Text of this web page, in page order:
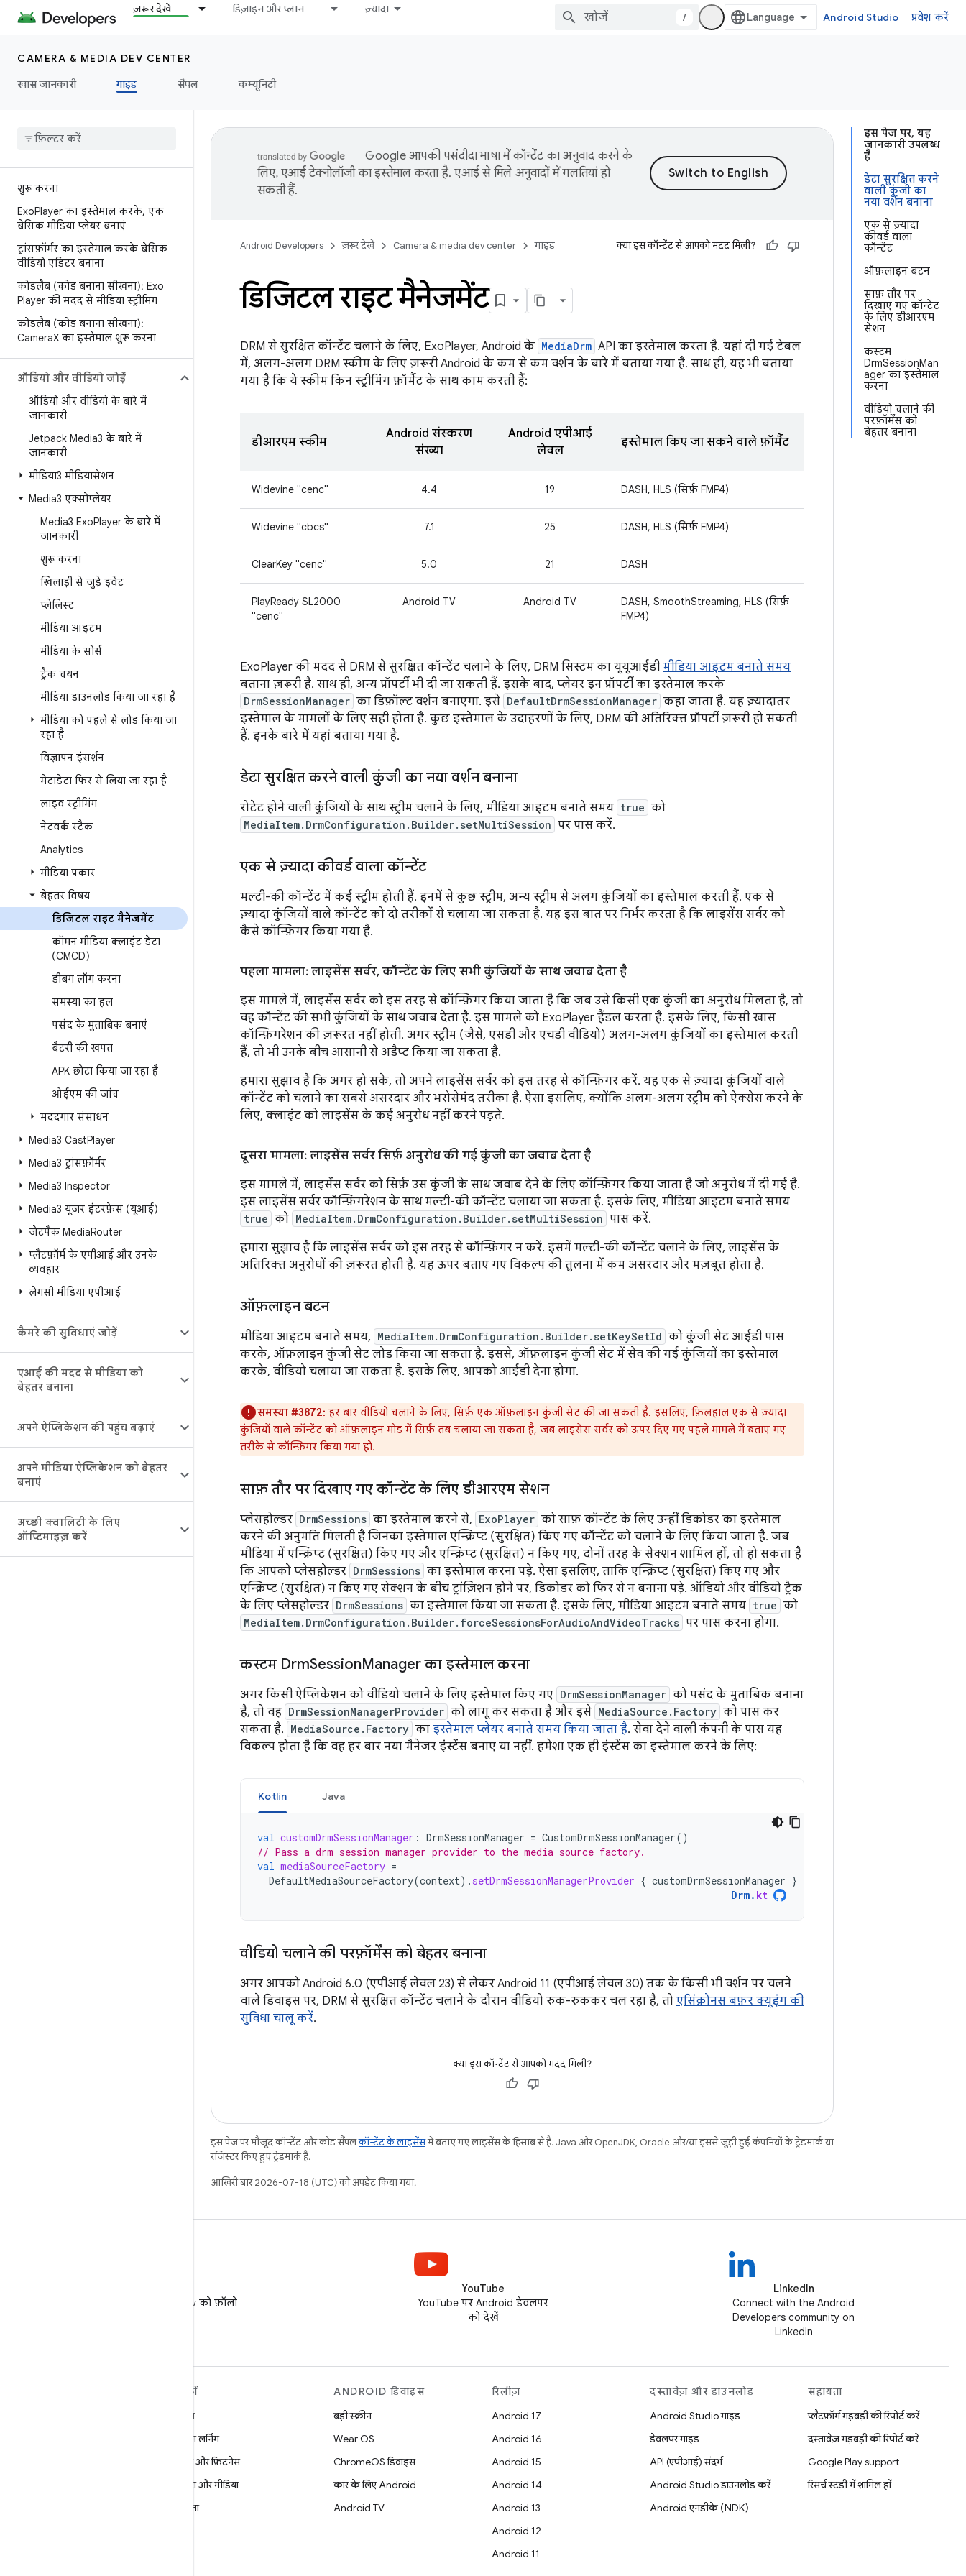
ज़रूर देखें डिज़ाइन और प्लान ज़्यादा
/ Android Studio प्रवेश करें
CAMERA & MEDIA DEV CENTER
खास जानकारी
गाइड सैंपल कम्यूनिटी
शुरू करना
ExoPlayer का इस्तेमाल करके, एक
बेसिक मीडिया प्लेयर बनाएं
ट्रांसफ़ॉर्मर का इस्तेमाल करके बेसिक
वीडियो एडिटर बनाना
कोडलैब (कोड बनाना सीखना): Exo
Player की मदद से मीडिया स्ट्रीमिंग
कोडलैब (कोड बनाना सीखना):
CameraX का इस्तेमाल शुरू करना
ऑडियो और वीडियो जोड़ें
ऑडियो और वीडियो के बारे में
जानकारी
Jetpack Media3 के बारे में
जानकारी
मीडिया3 मीडियासेशन
Media3 एक्सोप्लेयर
Media3 ExoPlayer के बारे में
जानकारी
शुरू करना
खिलाड़ी से जुड़े इवेंट
प्लेलिस्ट
मीडिया आइटम
मीडिया के सोर्स
ट्रैक चयन
मीडिया डाउनलोड किया जा रहा है
मीडिया को पहले से लोड किया जा
रहा है
विज्ञापन इंसर्शन
मेटाडेटा फिर से लिया जा रहा है
लाइव स्ट्रीमिंग
नेटवर्क स्टैक
Analytics
मीडिया प्रकार
बेहतर विषय
डिजिटल राइट मैनेजमेंट
कॉमन मीडिया क्लाइंट डेटा
(CMCD)
डीबग लॉग करना
समस्या का हल
पसंद के मुताबिक बनाएं
बैटरी की खपत
APK छोटा किया जा रहा है
ओईएम की जांच
मददगार संसाधन
Media3 CastPlayer
Media3 ट्रांसफ़ॉर्मर
Media3 Inspector
Media3 यूज़र इंटरफ़ेस (यूआई)
जेटपैक MediaRouter
प्लैटफ़ॉर्म के एपीआई और उनके
व्यवहार
लेगसी मीडिया एपीआई
कैमरे की सुविधाएं जोड़ें
एआई की मदद से मीडिया को
बेहतर बनाना
अपने ऐप्लिकेशन की पहुंच बढ़ाएं
अपने मीडिया ऐप्लिकेशन को बेहतर
बनाएं
अच्छी क्वालिटी के लिए
ऑप्टिमाइज़ करें
इस पेज पर, यह
जानकारी उपलब्ध
है
डेटा सुरक्षित करने
वाली कुंजी का
नया वर्शन बनाना
एक से ज़्यादा
कीवर्ड वाला
कॉन्टेंट
ऑफ़लाइन बटन
साफ़ तौर पर
दिखाए गए कॉन्टेंट
के लिए डीआरएम
सेशन
कस्टम
DrmSessionMan
ager का इस्तेमाल
करना
वीडियो चलाने की
परफ़ॉर्मेंस को
बेहतर बनाना
Google आपकी पसंदीदा भाषा में कॉन्टेंट का अनुवाद करने के
लिए, एआई टेक्नोलॉजी का इस्तेमाल करता है. एआई से मिले अनुवादों में गलतियां हो
सकती हैं.
Android Developers ज़रूर देखें Camera & media dev center गाइड क्या इस कॉन्टेंट से आपको मदद मिली?
डिजिटल राइट मैनेजमेंट
DRM से सुरक्षित कॉन्टेंट चलाने के लिए, ExoPlayer, Android के MediaDrm API का इस्तेमाल करता है. यहां दी गई टेबल
में, अलग-अलग DRM स्कीम के लिए ज़रूरी Android के कम से कम वर्शन के बारे में बताया गया है. साथ ही, यह भी बताया
गया है कि ये स्कीम किन स्ट्रीमिंग फ़ॉर्मैट के साथ काम करती हैं:
डीआरएम स्कीम
Android संस्‍करण
संख्‍या
Android एपीआई
लेवल
इस्तेमाल किए जा सकने वाले फ़ॉर्मैट
Widevine "cenc" 4.4 19 DASH, HLS (सिर्फ़ FMP4)
Widevine "cbcs" 7.1 25 DASH, HLS (सिर्फ़ FMP4)
ClearKey "cenc" 5.0 21 DASH
PlayReady SL2000
"cenc"
Android TV Android TV
DASH, SmoothStreaming, HLS (सिर्फ़
FMP4)
ExoPlayer की मदद से DRM से सुरक्षित कॉन्टेंट चलाने के लिए, DRM सिस्टम का यूयूआईडी मीडिया आइटम बनाते समय
बताना ज़रूरी है. साथ ही, अन्य प्रॉपर्टी भी दी जा सकती हैं. इसके बाद, प्लेयर इन प्रॉपर्टी का इस्तेमाल करके
DrmSessionManager का डिफ़ॉल्ट वर्शन बनाएगा. इसे DefaultDrmSessionManager कहा जाता है. यह ज़्यादातर
इस्तेमाल के मामलों के लिए सही होता है. कुछ इस्तेमाल के उदाहरणों के लिए, DRM की अतिरिक्त प्रॉपर्टी ज़रूरी हो सकती
हैं. इनके बारे में यहां बताया गया है.
डेटा सुरक्षित करने वाली कुंजी का नया वर्शन बनाना
रोटेट होने वाली कुंजियों के साथ स्ट्रीम चलाने के लिए, मीडिया आइटम बनाते समय true को
MediaItem.DrmConfiguration.Builder.setMultiSession पर पास करें.
एक से ज़्यादा कीवर्ड वाला कॉन्टेंट
मल्टी-की कॉन्टेंट में कई स्ट्रीम होती हैं. इनमें से कुछ स्ट्रीम, अन्य स्ट्रीम से अलग कुंजियों का इस्तेमाल करती हैं. एक से
ज़्यादा कुंजियों वाले कॉन्टेंट को दो तरीकों से चलाया जा सकता है. यह इस बात पर निर्भर करता है कि लाइसेंस सर्वर को
कैसे कॉन्फ़िगर किया गया है.
पहला मामला: लाइसेंस सर्वर, कॉन्टेंट के लिए सभी कुंजियों के साथ जवाब देता है
इस मामले में, लाइसेंस सर्वर को इस तरह से कॉन्फ़िगर किया जाता है कि जब उसे किसी एक कुंजी का अनुरोध मिलता है, तो
वह कॉन्टेंट की सभी कुंजियों के साथ जवाब देता है. इस मामले को ExoPlayer हैंडल करता है. इसके लिए, किसी खास
कॉन्फ़िगरेशन की ज़रूरत नहीं होती. अगर स्ट्रीम (जैसे, एसडी और एचडी वीडियो) अलग-अलग कुंजियों का इस्तेमाल करती
हैं, तो भी उनके बीच आसानी से अडैप्ट किया जा सकता है.
हमारा सुझाव है कि अगर हो सके, तो अपने लाइसेंस सर्वर को इस तरह से कॉन्फ़िगर करें. यह एक से ज़्यादा कुंजियों वाले
कॉन्टेंट को चलाने का सबसे असरदार और भरोसेमंद तरीका है. ऐसा इसलिए, क्योंकि अलग-अलग स्ट्रीम को ऐक्सेस करने के
लिए, क्लाइंट को लाइसेंस के कई अनुरोध नहीं करने पड़ते.
दूसरा मामला: लाइसेंस सर्वर सिर्फ़ अनुरोध की गई कुंजी का जवाब देता है
इस मामले में, लाइसेंस सर्वर को सिर्फ़ उस कुंजी के साथ जवाब देने के लिए कॉन्फ़िगर किया जाता है जो अनुरोध में दी गई है.
इस लाइसेंस सर्वर कॉन्फ़िगरेशन के साथ मल्टी-की कॉन्टेंट चलाया जा सकता है. इसके लिए, मीडिया आइटम बनाते समय
true को MediaItem.DrmConfiguration.Builder.setMultiSession पास करें.
हमारा सुझाव है कि लाइसेंस सर्वर को इस तरह से कॉन्फ़िगर न करें. इसमें मल्टी-की कॉन्टेंट चलाने के लिए, लाइसेंस के
अतिरिक्त अनुरोधों की ज़रूरत होती है. यह ऊपर बताए गए विकल्प की तुलना में कम असरदार और मज़बूत होता है.
ऑफ़लाइन बटन
मीडिया आइटम बनाते समय, MediaItem.DrmConfiguration.Builder.setKeySetId को कुंजी सेट आईडी पास
करके, ऑफ़लाइन कुंजी सेट लोड किया जा सकता है. इससे, ऑफ़लाइन कुंजी सेट में सेव की गई कुंजियों का इस्तेमाल
करके, वीडियो चलाया जा सकता है. इसके लिए, आपको आईडी देना होगा.
समस्या #3872: हर बार वीडियो चलाने के लिए, सिर्फ़ एक ऑफ़लाइन कुंजी सेट की जा सकती है. इसलिए, फ़िलहाल एक से ज़्यादा
कुंजियों वाले कॉन्टेंट को ऑफ़लाइन मोड में सिर्फ़ तब चलाया जा सकता है, जब लाइसेंस सर्वर को ऊपर दिए गए पहले मामले में बताए गए
तरीके से कॉन्फ़िगर किया गया हो.
साफ़ तौर पर दिखाए गए कॉन्टेंट के लिए डीआरएम सेशन
प्लेसहोल्डर DrmSessions का इस्तेमाल करने से, ExoPlayer को साफ़ कॉन्टेंट के लिए उन्हीं डिकोडर का इस्तेमाल
करने की अनुमति मिलती है जिनका इस्तेमाल एन्क्रिप्ट (सुरक्षित) किए गए कॉन्टेंट को चलाने के लिए किया जाता है. जब
मीडिया में एन्क्रिप्ट (सुरक्षित) किए गए और एन्क्रिप्ट (सुरक्षित) न किए गए, दोनों तरह के सेक्शन शामिल हों, तो हो सकता है
कि आपको प्लेसहोल्डर DrmSessions का इस्तेमाल करना पड़े. ऐसा इसलिए, ताकि एन्क्रिप्ट (सुरक्षित) किए गए और
एन्क्रिप्ट (सुरक्षित) न किए गए सेक्शन के बीच ट्रांज़िशन होने पर, डिकोडर को फिर से न बनाना पड़े. ऑडियो और वीडियो ट्रैक
के लिए प्लेसहोल्डर DrmSessions का इस्तेमाल किया जा सकता है. इसके लिए, मीडिया आइटम बनाते समय true को
MediaItem.DrmConfiguration.Builder.forceSessionsForAudioAndVideoTracks पर पास करना होगा.
कस्टम DrmSessionManager का इस्तेमाल करना
अगर किसी ऐप्लिकेशन को वीडियो चलाने के लिए इस्तेमाल किए गए DrmSessionManager को पसंद के मुताबिक बनाना
है, तो वह DrmSessionManagerProvider को लागू कर सकता है और इसे MediaSource.Factory को पास कर
सकता है. MediaSource.Factory का इस्तेमाल प्लेयर बनाते समय किया जाता है. सेवा देने वाली कंपनी के पास यह
विकल्प होता है कि वह हर बार नया मैनेजर इंस्टेंस बनाए या नहीं. हमेशा एक ही इंस्टेंस का इस्तेमाल करने के लिए:
Kotlin Java
val customDrmSessionManager : DrmSessionManager = CustomDrmSessionManager()
// Pass a drm session manager provider to the media source factory.
val mediaSourceFactory =
DefaultMediaSourceFactory(context). setDrmSessionManagerProvider { customDrmSessionManager }
Drm. kt
वीडियो चलाने की परफ़ॉर्मेंस को बेहतर बनाना
अगर आपको Android 6.0 (एपीआई लेवल 23) से लेकर Android 11 (एपीआई लेवल 30) तक के किसी भी वर्शन पर चलने
वाले डिवाइस पर, DRM से सुरक्षित कॉन्टेंट चलाने के दौरान वीडियो रुक-रुककर चल रहा है, तो एसिंक्रोनस बफ़र क्यूइंग की
सुविधा चालू करें.
क्या इस कॉन्टेंट से आपको मदद मिली?
इस पेज पर मौजूद कॉन्टेंट और कोड सैंपलकॉन्टेंट के लाइसेंसमें बताए गए लाइसेंस के हिसाब से हैं. Java और OpenJDK, Oracle और/या इससे जुड़ी हुई कंपनियों के ट्रेडमार्क या
रजिस्टर किए हुए ट्रेडमार्क हैं.
आखिरी बार 2026-07-18 (UTC) को अपडेट किया गया.
X पर @AndroidDev को फ़ॉलो
YouTube
YouTube पर Android डेवलपर
को देखें
LinkedIn
Connect with the Android
Developers community on
LinkedIn
खोजें
गेमिंग
मशीन लर्निंग
सेहत और फ़िटनेस
कैमरा और मीडिया
निजता
ANDROID डिवाइस
बड़ी स्क्रीन
Wear OS
ChromeOS डिवाइस
कार के लिए Android
Android TV
रिलीज़
Android 17
Android 16
Android 15
Android 14
Android 13
Android 12
Android 11
दस्तावेज़ और डाउनलोड
Android Studio गाइड
डेवलपर गाइड
API (एपीआई) संदर्भ
Android Studio डाउनलोड करें
Android एनडीके (NDK)
सहायता
प्लैटफ़ॉर्म गड़बड़ी की रिपोर्ट करें
दस्तावेज़ गड़बड़ी की रिपोर्ट करें
Google Play support
रिसर्च स्टडी में शामिल हों